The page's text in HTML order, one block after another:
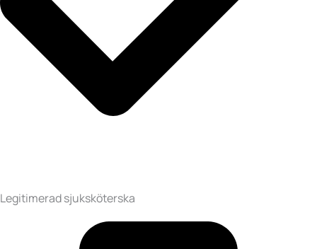
Legitimerad sjuksköterska